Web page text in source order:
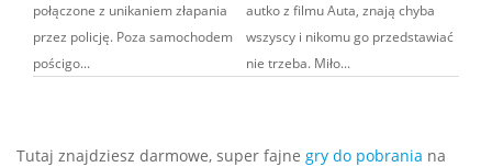
połączone z unikaniem złapania
przez policję. Poza samochodem
pościgo...
autko z filmu Auta, znają chyba
wszyscy i nikomu go przedstawiać
nie trzeba. Miło...
Tutaj znajdziesz darmowe, super fajne gry do pobrania na